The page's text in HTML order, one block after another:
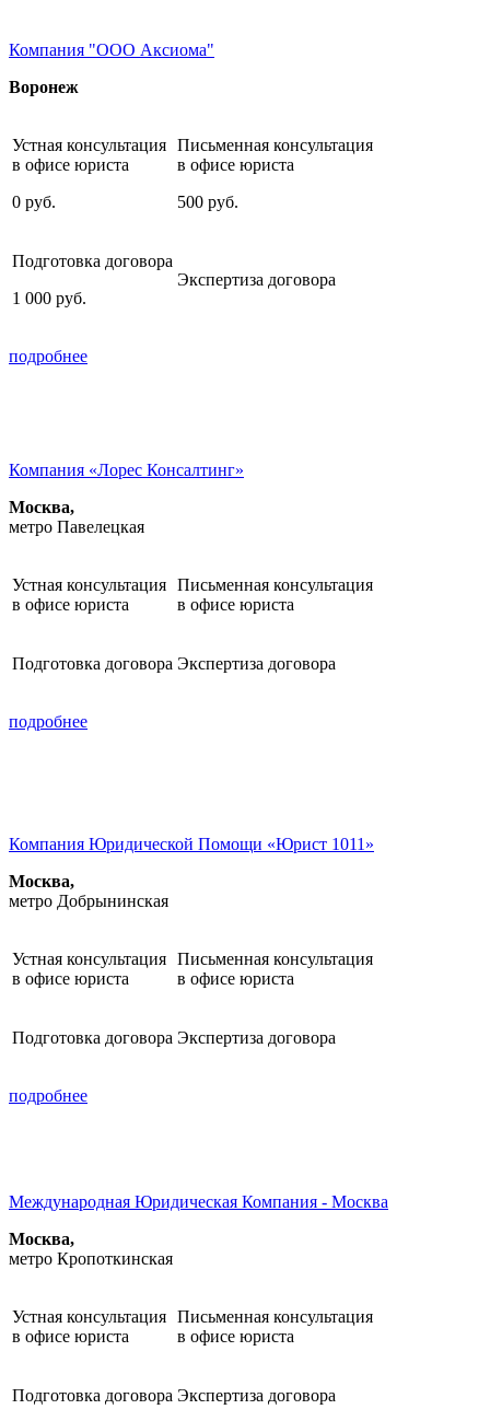
Компания "ООО Аксиома"
Воронеж
Устная консультация
в офисе юриста
0 руб.
Письменная консультация
в офисе юриста
500 руб.
Подготовка договора
1 000 руб.
Экспертиза договора
подробнее
Компания «Лорес Консалтинг»
Москва,
метро Павелецкая
Устная консультация
в офисе юриста
Письменная консультация
в офисе юриста
Подготовка договора Экспертиза договора
подробнее
Компания Юридической Помощи «Юрист 1011»
Москва,
метро Добрынинская
Устная консультация
в офисе юриста
Письменная консультация
в офисе юриста
Подготовка договора Экспертиза договора
подробнее
Международная Юридическая Компания - Москва
Москва,
метро Кропоткинская
Устная консультация
в офисе юриста
Письменная консультация
в офисе юриста
Подготовка договора Экспертиза договора